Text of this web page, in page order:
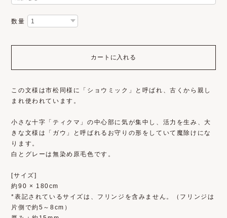
数量
カートに入れる
この文様は市松同様に「ショウミック」と呼ばれ、古くから親し
まれ使われています。
小さな十字「ティクマ」の中心部に気が集中し、活力を生み、大
きな文様は「ガウ」と呼ばれるお守りの形をしていて魔除けにな
ります。
白とグレーは無染め原毛色です。
[サイズ]
約90 × 180cm
*表記されているサイズは、フリンジを含みません。（フリンジは
片側で約5～8cm）